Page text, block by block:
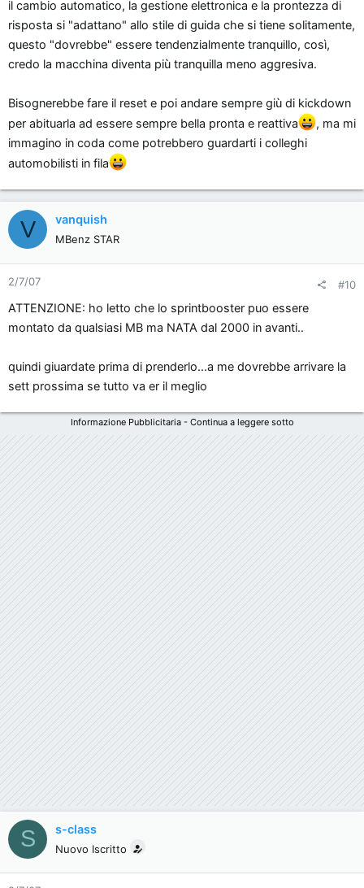
apprende il nuovo stile e non è che si può stare li
sempre a fare sto reset ogni due per tre
...o
sbaglio?
Clicca per espandere...
resetta ogni mattina il pedale, cosa vuoi ognuno ha le sue
poi a quel punto,...non sò immagino, se uno vuole una
risp più reattiva mette su direttamente il famoso
sprintbooster
quindi è sconsigliato farlo? di fabbrica per quale stile di guida è
impostato l'acceleratore?
il cambio automatico, la gestione elettronica e la prontezza di
risposta si "adattano" allo stile di guida che si tiene solitamente,
questo "dovrebbe" essere tendenzialmente tranquillo, così,
credo la macchina diventa più tranquilla meno aggresiva.
Bisognerebbe fare il reset e poi andare sempre giù di kickdown
per abituarla ad essere sempre bella pronta e reattiva
, ma mi
immagino in coda come potrebbero guardarti i colleghi
automobilisti in fila
V vanquish
MBenz STAR
2/7/07 #10
ATTENZIONE: ho letto che lo sprintbooster puo essere
montato da qualsiasi MB ma NATA dal 2000 in avanti..
quindi giuardate prima di prenderlo...a me dovrebbe arrivare la
sett prossima se tutto va er il meglio
Informazione Pubblicitaria - Continua a leggere sotto
S s-class
Nuovo Iscritto